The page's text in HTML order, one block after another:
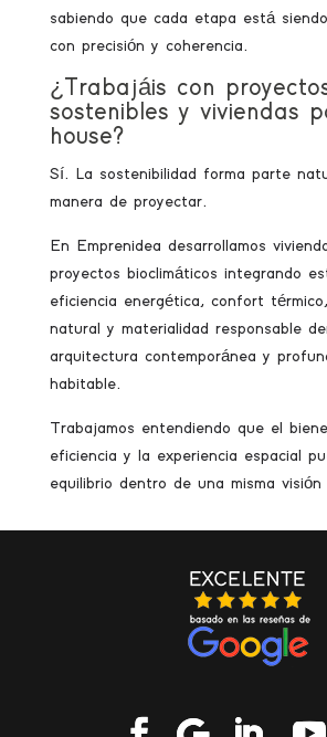
sabiendo que cada etapa está
con precisión y coherencia.
¿Trabajáis con
sostenibles y viviendas
house?
Sí. La sostenibilidad forma parte
manera de proyectar.
En Emprenidea desarrollamos
proyectos bioclimáticos integrando
eficiencia energética, confort
natural y materialidad responsable
arquitectura contemporánea y
habitable.
Trabajamos entendiendo que el
eficiencia y la experiencia espacial
equilibrio dentro de una misma visión